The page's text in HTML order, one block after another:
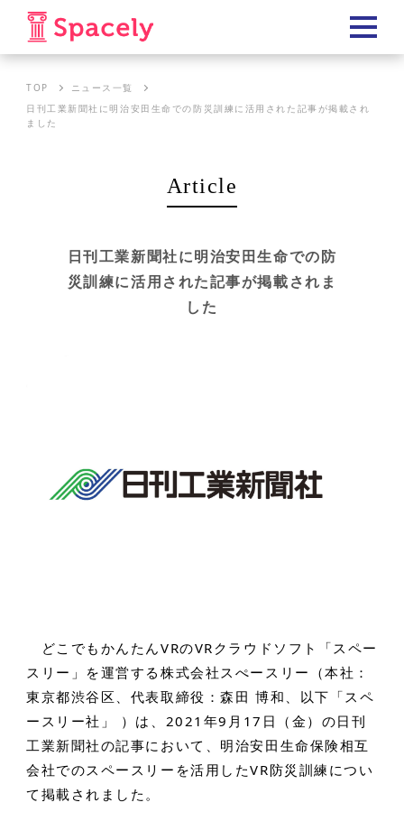
TOP
ニュース一覧
日刊工業新聞社に明治安田生命での防災訓練に活用された記事が掲載され
ました
Article
日刊工業新聞社に明治安田生命での防
災訓練に活用された記事が掲載されま
した
どこでもかんたんVRのVRクラウドソフト「スペー
スリー」を運営する株式会社スぺースリー（本社：
東京都渋谷区、代表取締役：森田 博和、以下「スペ
ースリー社」 ）は、2021年9月17日（金）の日刊
工業新聞社の記事において、明治安田生命保険相互
会社でのスペースリーを活用したVR防災訓練につい
て掲載されました。